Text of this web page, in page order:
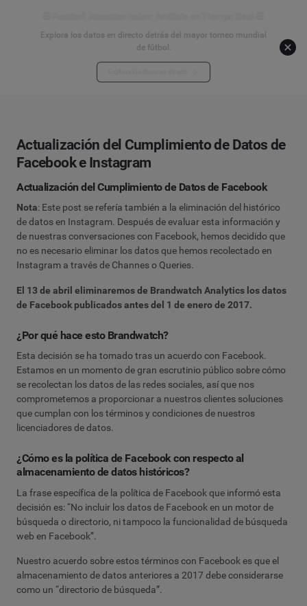
Explora los datos en directo detrás del mayor torneo mundial
de fútbol.
Actualización del Cumplimiento de Datos de
Facebook e Instagram
Actualización del Cumplimiento de Datos de Facebook
Nota: Este post se refería también a la eliminación del histórico
de datos en Instagram. Después de evaluar esta información y
de nuestras conversaciones con Facebook, hemos decidido que
no es necesario eliminar los datos que hemos recolectado en
Instagram a través de Channes o Queries.
El 13 de abril eliminaremos de Brandwatch Analytics los datos
de Facebook publicados antes del 1 de enero de 2017.
¿Por qué hace esto Brandwatch?
Esta decisión se ha tomado tras un acuerdo con Facebook.
Estamos en un momento de gran escrutinio público sobre cómo
se recolectan los datos de las redes sociales, así que nos
comprometemos a proporcionar a nuestros clientes soluciones
que cumplan con los términos y condiciones de nuestros
licenciadores de datos.
¿Cómo es la política de Facebook con respecto al
almacenamiento de datos históricos?
La frase específica de la política de Facebook que informó esta
decisión es: “No incluir los datos de Facebook en un motor de
búsqueda o directorio, ni tampoco la funcionalidad de búsqueda
web en Facebook”.
Nuestro acuerdo sobre estos términos con Facebook es que el
almacenamiento de datos anteriores a 2017 debe considerarse
como un “directorio de búsqueda”.